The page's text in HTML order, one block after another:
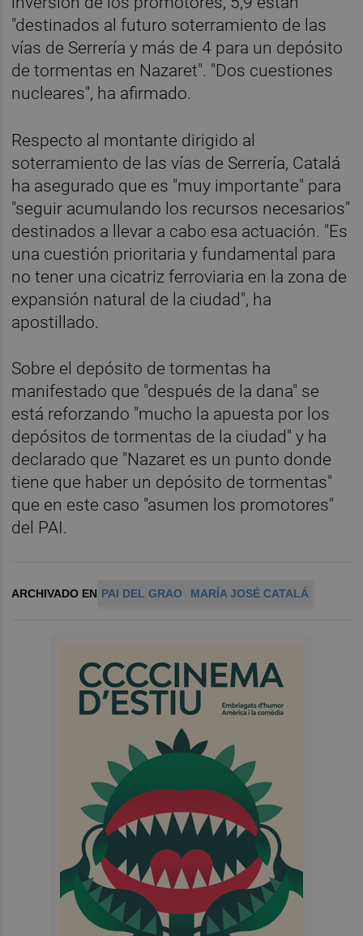
"destinados al futuro soterramiento de las
vías de Serrería y más de 4 para un depósito
de tormentas en Nazaret". "Dos cuestiones
nucleares", ha afirmado.
Respecto al montante dirigido al
soterramiento de las vías de Serrería, Catalá
ha asegurado que es "muy importante" para
"seguir acumulando los recursos necesarios"
destinados a llevar a cabo esa actuación. "Es
una cuestión prioritaria y fundamental para
no tener una cicatriz ferroviaria en la zona de
expansión natural de la ciudad", ha
apostillado.
Sobre el depósito de tormentas ha
manifestado que "después de la dana" se
está reforzando "mucho la apuesta por los
depósitos de tormentas de la ciudad" y ha
declarado que "Nazaret es un punto donde
tiene que haber un depósito de tormentas"
que en este caso "asumen los promotores"
del PAI.
ARCHIVADO EN PAI DEL GRAO MARÍA JOSÉ CATALÁ